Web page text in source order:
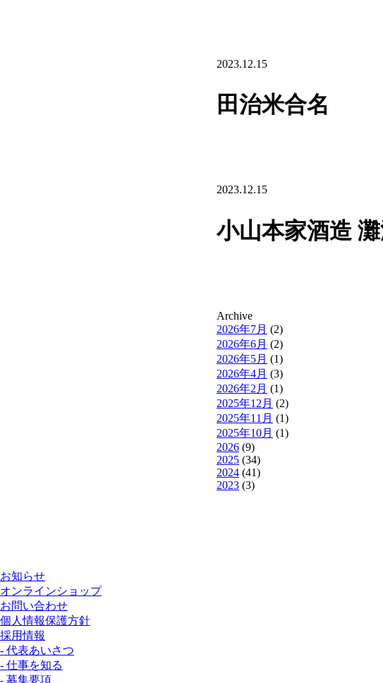
2023.12.15
田治米合名
2023.12.15
小山本家酒造
Archive
2026年7月 (2)
2026年6月 (2)
2026年5月 (1)
2026年4月 (3)
2026年2月 (1)
2025年12月 (2)
2025年11月 (1)
2025年10月 (1)
2026 (9)
2025 (34)
2024 (41)
2023 (3)
お知らせ
オンラインショップ
お問い合わせ
個人情報保護方針
採用情報
- 代表あいさつ
- 仕事を知る
- 募集要項